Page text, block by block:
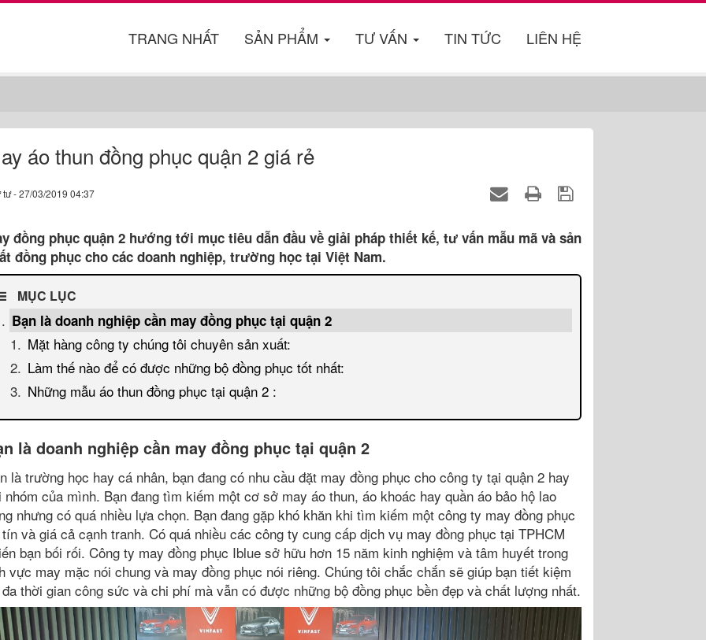
TRANG NHẤT SẢN PHẨM TƯ VẤN TIN TỨC LIÊN HỆ
áo thun đồng phục quận 2 giá rẻ
tư - 27/03/2019 04:37
đồng phục quận 2 hướng tới mục tiêu dẫn đầu về giải pháp thiết kế, tư vấn mẫu mã và sản
đồng phục cho các doanh nghiệp, trường học tại Việt Nam.
MỤC LỤC
Bạn là doanh nghiệp cần may đồng phục tại quận 2
Mặt hàng công ty chúng tôi chuyên sản xuất:
Làm thế nào để có được những bộ đồng phục tốt nhất:
Những mẫu áo thun đồng phục tại quận 2 :
là doanh nghiệp cần may đồng phục tại quận 2
là trường học hay cá nhân, bạn đang có nhu cầu đặt may đồng phục cho công ty tại quận 2 hay
nhóm của mình. Bạn đang tìm kiếm một cơ sở may áo thun, áo khoác hay quần áo bảo hộ lao
nhưng có quá nhiều lựa chọn. Bạn đang gặp khó khăn khi tìm kiếm một công ty may đồng phục
và giá cả cạnh tranh. Có quá nhiều các công ty cung cấp dịch vụ may đồng phục tại TPHCM
bạn bối rối. Công ty may đồng phục Iblue sở hữu hơn 15 năm kinh nghiệm và tâm huyết trong
vực may mặc nói chung và may đồng phục nói riêng. Chúng tôi chắc chắn sẽ giúp bạn tiết kiệm
thời gian công sức và chi phí mà vẫn có được những bộ đồng phục bền đẹp và chất lượng nhất.